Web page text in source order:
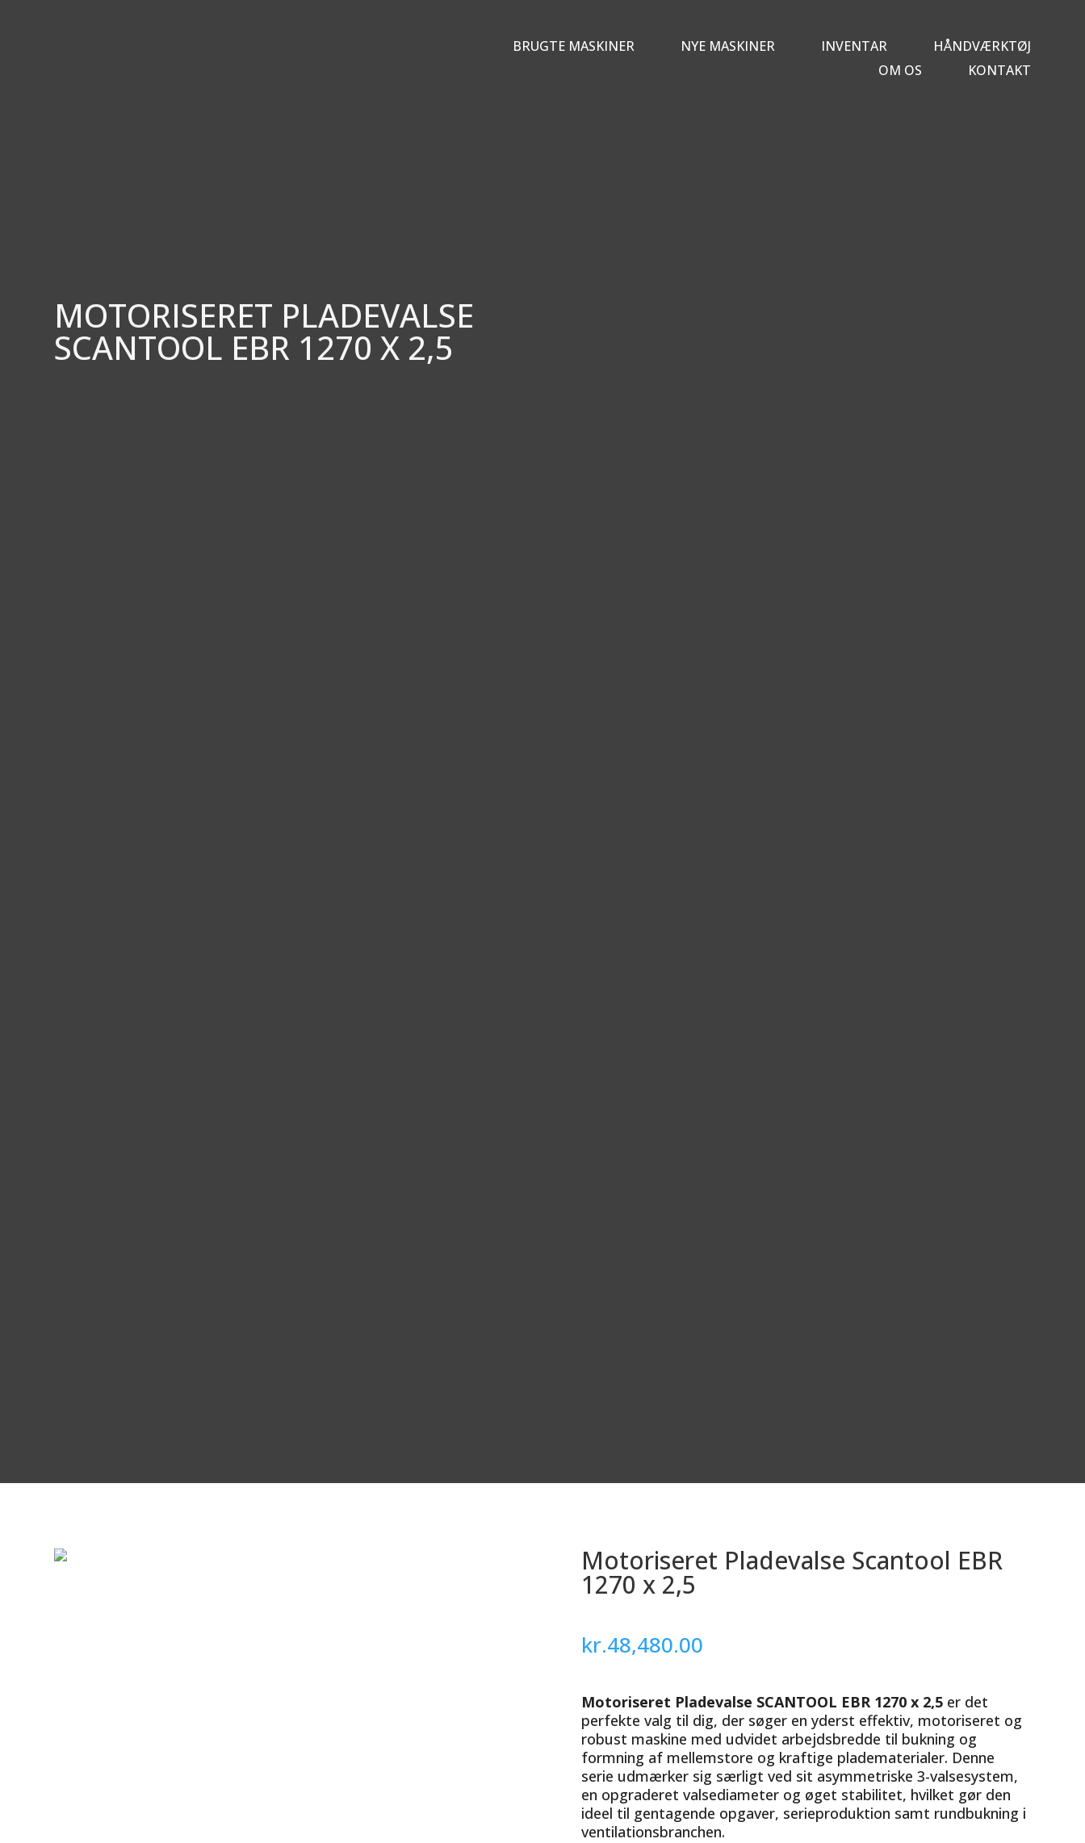
BRUGTE MASKINER NYE MASKINER INVENTAR
HÅNDVÆRKTØJ
OM OS
KONTAKT
MOTORISERET PLADEVALSE
SCANTOOL EBR 1270 X 2,5
Motoriseret Pladevalse Scantool EBR
1270 x 2,5
kr.48,480.00
Motoriseret Pladevalse SCANTOOL EBR 1270 x 2,5 er det
perfekte valg til dig, der søger en yderst effektiv, motoriseret og
robust maskine med udvidet arbejdsbredde til bukning og
formning af mellemstore og kraftige pladematerialer. Denne
serie udmærker sig særligt ved sit asymmetriske 3-valsesystem,
en opgraderet valsediameter og øget stabilitet, hvilket gør den
ideel til gentagende opgaver, serieproduktion samt rundbukning i
ventilationsbranchen.